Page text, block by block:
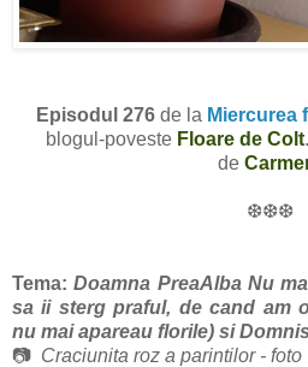
Episodul 276 de la Miercurea
blogul-poveste Floare de Colt
de
❆❆❆
Tema: Doamna PreaAlba Nu
sa ii sterg praful, de cand am
nu mai apareau florile) si
📷 Craciunita roz a parintilor -